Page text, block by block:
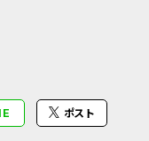
ポスト